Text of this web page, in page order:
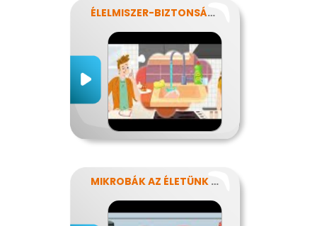
ÉLELMISZER-BIZTONSÁG, NÉBIH, EFSA
MIKROBÁK AZ ÉLETÜNK SZÁMOS TERÜLETÉN